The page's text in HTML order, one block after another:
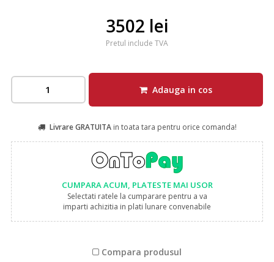
3502 lei
Pretul include TVA
Adauga in cos
Livrare GRATUITAin toata tara pentru orice comanda!
CUMPARA ACUM, PLATESTE MAI USOR
Selectati ratele la cumparare pentru a va
imparti achizitia in plati lunare convenabile
Compara produsul